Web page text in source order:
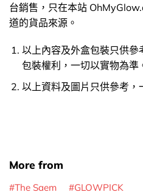
台銷售，只在本站
道的貨品來源。
以上內容及外盒包裝只供
包裝權利，一切以實物為準
以上資料及圖片只供參考，
More from
The Saem
GLOWPICK